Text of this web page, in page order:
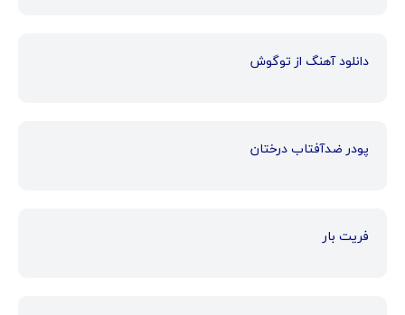
دانلود آهنگ از توگوش
پودر ضدآفتاب درختان
فریت بار